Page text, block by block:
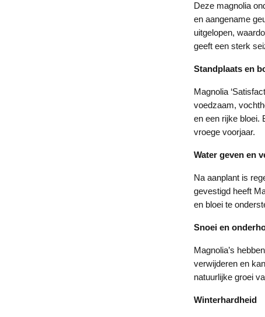
Deze magnolia
en aangename
uitgelopen,
geeft een sterk
Standplaats en
Magnolia
voedzaam,
en een rijke bloei.
vroege voorjaar.
Water geven en
Na aanplant is
gevestigd heeft
en bloei te
Snoei en
Magnolia’s
verwijderen en
natuurlijke groei
Winterhardheid